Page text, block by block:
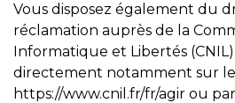
Vous disposez également du
réclamation auprès de la
Informatique et Libertés
directement notamment sur
https://www.cnil.fr/fr/agir ou